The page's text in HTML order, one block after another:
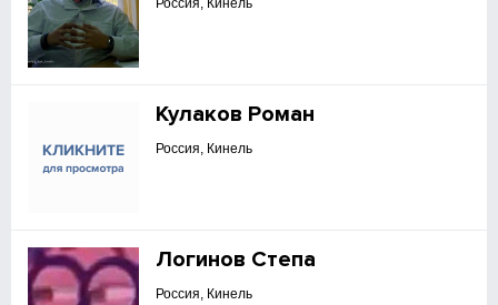
Россия, Кинель
Кулаков Роман
Россия, Кинель
Логинов Степа
Россия, Кинель